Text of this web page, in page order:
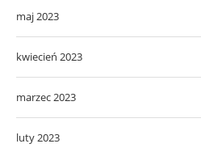
maj 2023
kwiecień 2023
marzec 2023
luty 2023